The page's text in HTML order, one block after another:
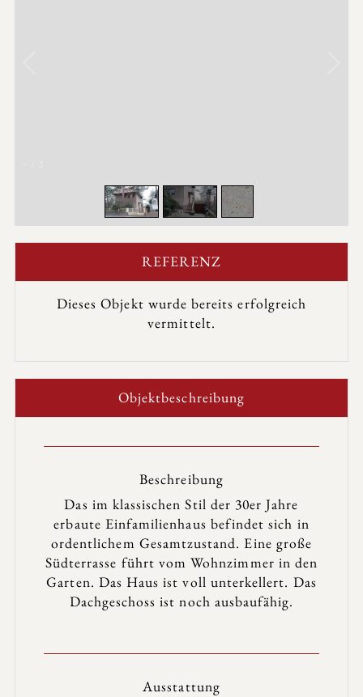
REFERENZ
Dieses Objekt wurde bereits erfolgreich
vermittelt.
Objekt­beschreibung
Beschreibung
Das im klassischen Stil der 30er Jahre
erbaute Einfamilienhaus befindet sich in
ordentlichem Gesamtzustand. Eine große
Südterrasse führt vom Wohnzimmer in den
Garten. Das Haus ist voll unterkellert. Das
Dachgeschoss ist noch ausbaufähig.
Ausstattung